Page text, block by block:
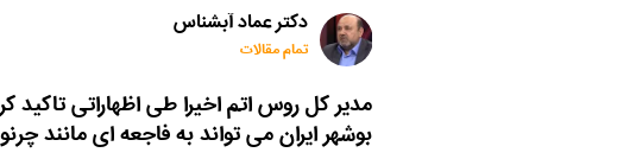
دکتر عماد آبشناس
تمام مقالات
مدیر کل روس اتم اخیرا طی اظهاراتی تاکید
بوشهر ایران می تواند به فاجعه ای مانند